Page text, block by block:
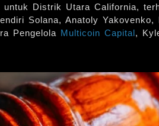
Distrik Utara California,
Solana, Anatoly Yakovenko,
Pengelola Multicoin Capital,